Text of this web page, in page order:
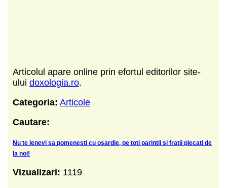
Articolul apare online prin efortul editorilor site-
ului doxologia.ro.
Categoria: Articole
Cautare:
Nu te lenevi sa pomenesti cu osardie, pe toti parintii si fratii plecati de
la noi!
Vizualizari: 1119